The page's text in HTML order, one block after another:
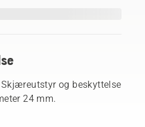
og beskyttelse
24 mm.